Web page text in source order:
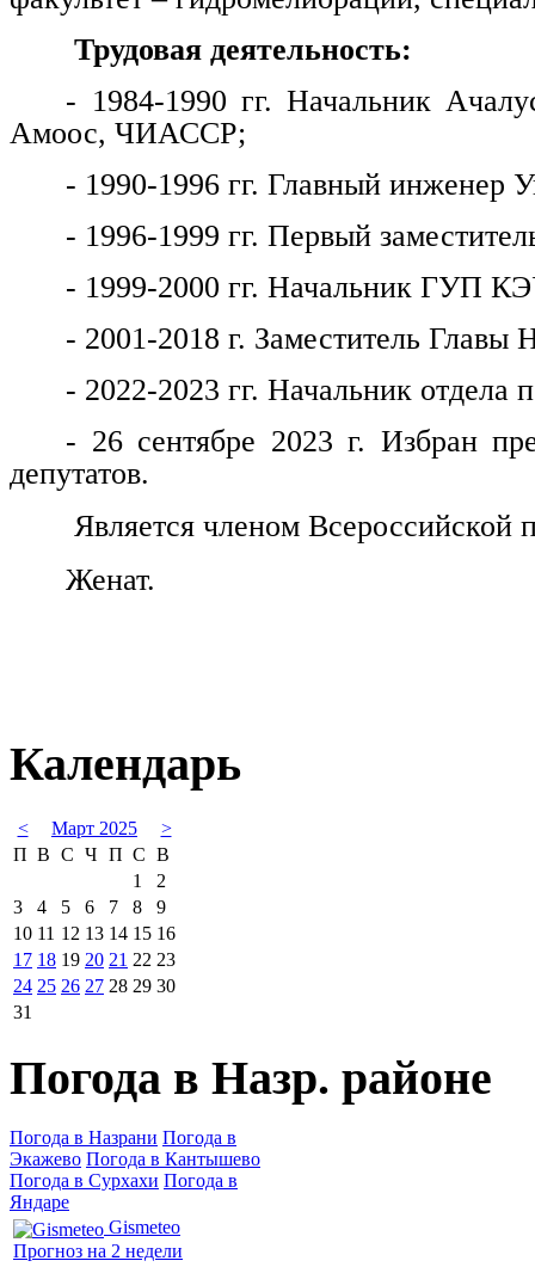
Трудовая деятельность:
- 1984-1990 гг. Начальник
Амоос, ЧИАССР;
- 1990-1996 гг. Главный
- 1996-1999 гг. Первый
- 1999-2000 гг. Начальник ГУП
- 2001-2018 г. Заместитель Главы
- 2022-2023 гг. Начальник
- 26 сентябре 2023 г. Избран
депутатов.
Является членом Всероссийской
Женат.
Календарь
< Март 2025
>
П В С Ч П С В
1
2
3
4 5 6 7 8
9
10 11 12 13 14 15 16
17 18 19 20 21 22 23
24 25 26 27 28 29 30
31
Погода в Назр. районе
Погода в Назрани Погода в
Экажево Погода в Кантышево
Погода в Сурхахи Погода в
Яндаре
Gismeteo
Прогноз на 2 недели